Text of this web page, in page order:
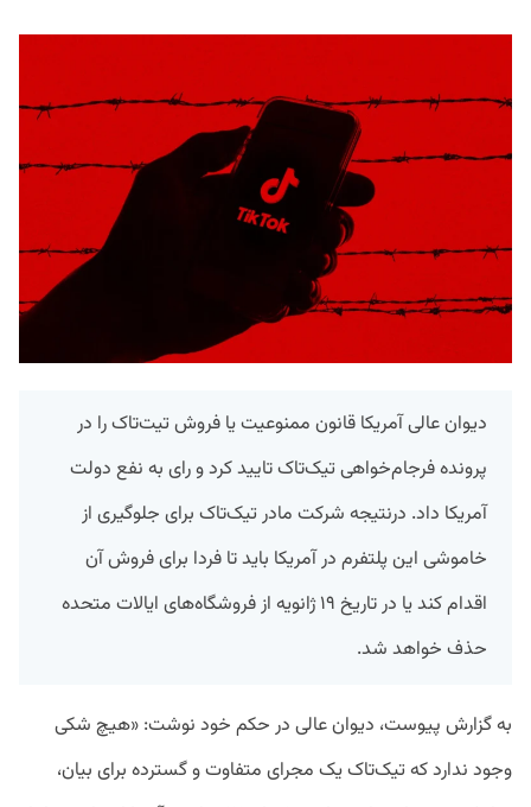
دیوان عالی آمریکا قانون ممنوعیت یا فروش تیت‌تاک را در
پرونده فرجام‌خواهی تیک‌تاک تایید کرد و رای به نفع دولت
آمریکا داد. درنتیجه شرکت مادر تیک‌تاک برای جلوگیری از
خاموشی این پلتفرم در آمریکا باید تا فردا برای فروش آن
اقدام کند یا در تاریخ ۱۹ ژانویه از فروشگاه‌های ایالات متحده
حذف خواهد شد.
به گزارش پیوست، دیوان عالی در حکم خود نوشت: «هیچ شکی
وجود ندارد که تیک‌تاک یک مجرای متفاوت و گسترده برای بیان،